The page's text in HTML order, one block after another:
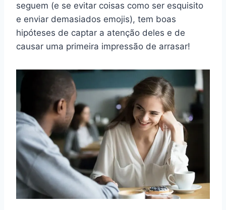
seguem (e se evitar coisas como ser esquisito
e enviar demasiados emojis), tem boas
hipóteses de captar a atenção deles e de
causar uma primeira impressão de arrasar!